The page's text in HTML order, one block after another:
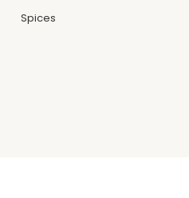
Spices